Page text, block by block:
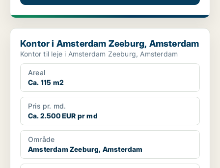
Kontor i Amsterdam Zeeburg, Amsterdam
Kontor i Amsterdam Zeeburg, Amsterdam
Kontor til leje i Amsterdam Zeeburg, Amsterdam
Areal
Ca. 115 m2
Pris pr. md.
Ca. 2.500 EUR pr md
Område
Amsterdam Zeeburg, Amsterdam